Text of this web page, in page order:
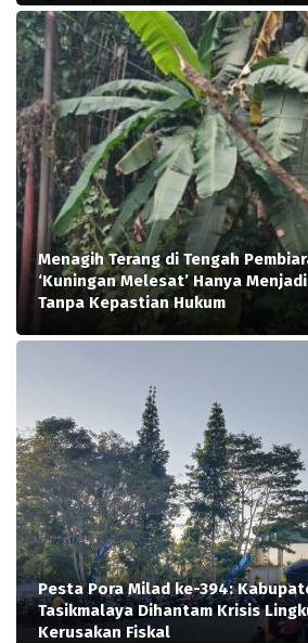
Menagih Terang di Tengah
‘Kuningan Melesat’ Hanya
Tanpa Kepastian Hukum
Pesta Pora Milad ke-394:
Tasikmalaya Dihantam Krisis
Kerusakan Fiskal